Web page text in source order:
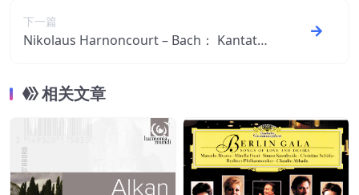
下一篇
Nikolaus Harnoncourt – Bach： Kantate
相关文章